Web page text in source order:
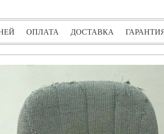
ОПЛАТА ДОСТАВКА